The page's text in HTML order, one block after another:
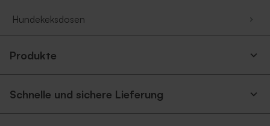
Hundekeksdosen
Produkte
Schnelle und sichere Lieferung